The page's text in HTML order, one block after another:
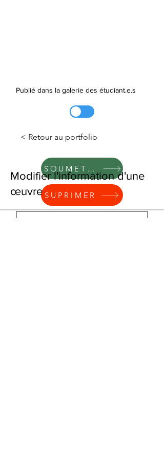
Publié dans la galerie des étudiant.e.s
SOUMETTRE
SUPRIMER
< Retour au portfolio
Modifier l'information d'une
œuvre